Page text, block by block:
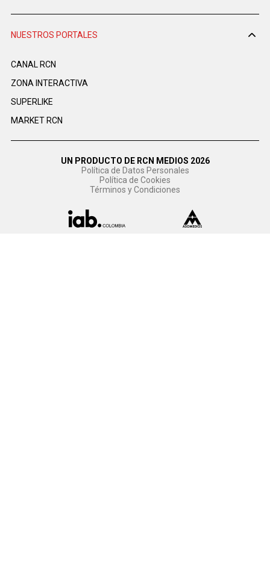
NUESTROS PORTALES
CANAL RCN
ZONA INTERACTIVA
SUPERLIKE
MARKET RCN
UN PRODUCTO DE RCN MEDIOS 2026
Política de Datos Personales
Política de Cookies
Términos y Condiciones